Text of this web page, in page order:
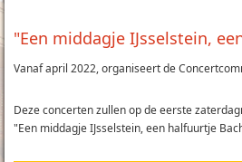
"Een middagje IJsselstein,
Vanaf april 2022, organiseert de
Deze concerten zullen op de eerste
"Een middagje IJsselstein, een halfuurtje